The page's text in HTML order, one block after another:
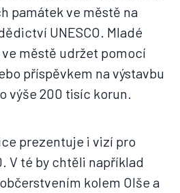
památek ve městě na
UNESCO. Mladé
městě udržet pomocí
příspěvkem na výstavbu
výše 200 tisíc korun.
prezentuje i vizí pro
V té by chtěli například
kolem Olše a